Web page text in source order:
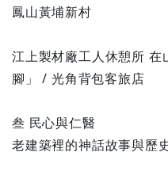
鳳山黃埔新村
江上製材廠工人休憩所
腳」 / 光角背包客旅店
叁 民心與仁醫
老建築裡的神話故事與歷